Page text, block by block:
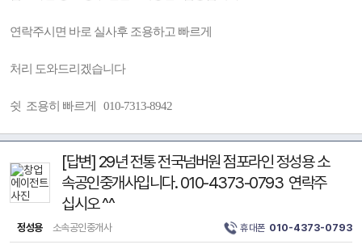
연락주시면 바로 실사후 조용하고 빠르게
처리 도와드리겠습니다
쉿 조용히 빠르게 010-7313-8942
[답변] 29년 전통 전국넘버원 점포라인 정성용 소
속공인중개사입니다. 010-4373-0793 연락주
십시오 ^^
정성용 소속공인중개사 휴대폰 010-4373-0793